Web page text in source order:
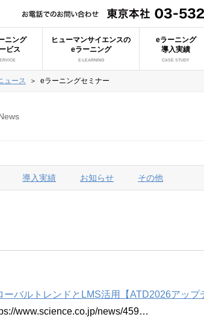
ニング
ビス
ヒューマンサイエンスの
eラーニング
E-LEARNING
eラーニング
導入実績
CASE STUDY
ュース ＞ eラーニングセミナー
導入実績 お知らせ その他
バルトレンドとLMS活用【ATD2026アップ
www.science.co.jp/news/459…